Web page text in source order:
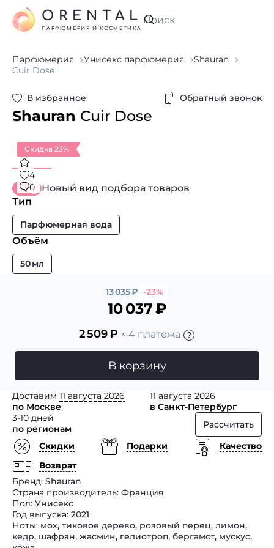
Искать
ORENTAL
ПАРФЮМЕРИЯ И КОСМЕТИКА
Парфюмерия Унисекс парфюмерия
Shauran
Cuir Dose
В избранное Обратный звонок
Shauran Cuir Dose
Скидка 23%
4
0
Новый вид подбора товаров
Тип
Парфюмерная вода
Объём
50 мл
13 035₽ -23%
10 037₽
2 509₽ × 4 платежа
В корзину
Доставим 11 августа 2026
по Москве
11 августа 2026
в Санкт-Петербург
3-10 дней
по регионам
Рассчитать
Скидки
Подарки
Качество
Возврат
Бренд Shauran
Страна производитель Франция
Пол Унисекс
Год выпуска 2021
Ноты мох, тиковое дерево, розовый перец, лимон,
кедр, шафран, жасмин, гелиотроп, бергамот, мускус,